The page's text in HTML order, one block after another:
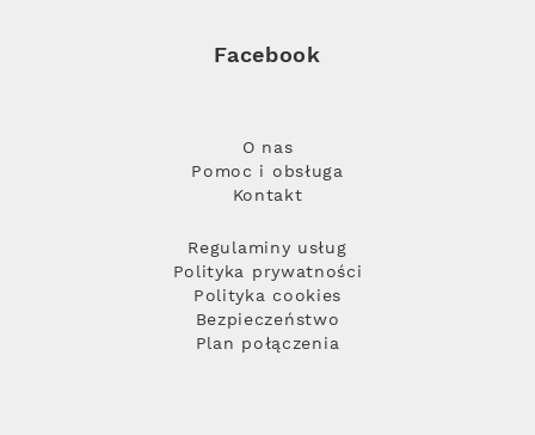
Facebook
O nas
Pomoc i obsługa
Kontakt
Regulaminy usług
Polityka prywatności
Polityka cookies
Bezpieczeństwo
Plan połączenia